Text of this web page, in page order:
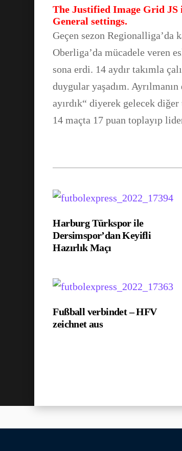
The Justified Image Grid
General settings.
Geçen sezon Regionalliga’da
Oberliga’da mücadele veren
sona erdi. 14 aydır takımla
duygular yaşadım.
ayırdık“ diyerek gelecek
14 maçta 17 puan toplayıp
Harburg Türkspor ile
Dersimspor’dan Keyifli
Hazırlık Maçı
Fußball verbindet – HFV
zeichnet aus